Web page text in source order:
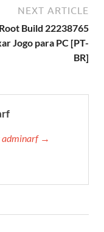
NEXT ARTICLE
Root Build 22238765
Jogo para PC [PT-
BR]
adminarf →